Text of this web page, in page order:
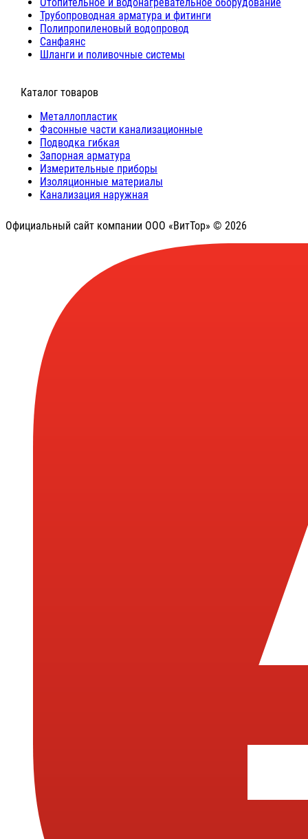
Трубопроводная арматура и фитинги
Полипропиленовый водопровод
Санфаянс
Шланги и поливочные системы
⠀Каталог товаров
Металлопластик
Фасонные части канализационные
Подводка гибкая
Запорная арматура
Измерительные приборы
Изоляционные материалы
Канализация наружная
Официальный сайт компании ООО «ВитТор» © 2026